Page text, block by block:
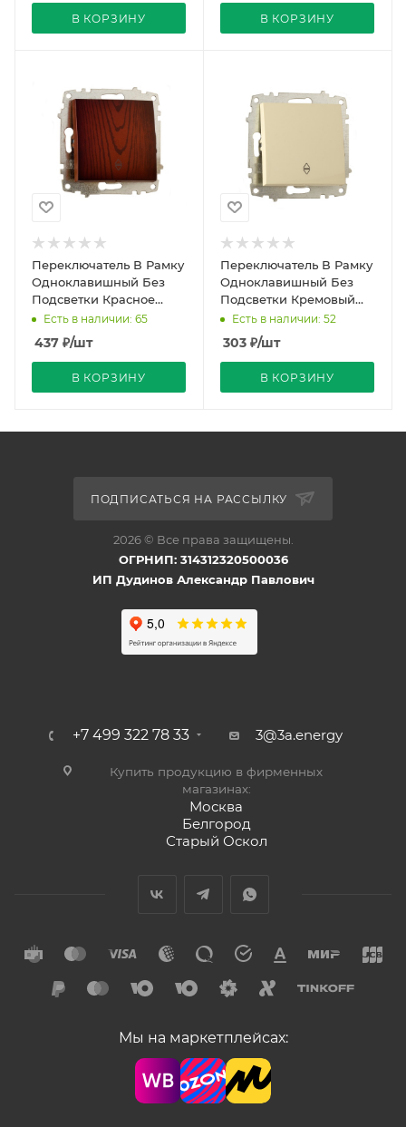
В КОРЗИНУ В КОРЗИНУ
Переключатель В Рамку
Одноклавишный Без
Подсветки Красное
дерево IP20 10А 250В
Zena Vega EL-BI
Есть в наличии: 65
437 ₽/шт
В КОРЗИНУ
Переключатель В Рамку
Одноклавишный Без
Подсветки Кремовый
IP20 10А 250В Zena Vega
Есть в наличии: 52
303 ₽/шт
В КОРЗИНУ
ПОДПИСАТЬСЯ НА РАССЫЛКУ
2026 © Все права защищены.
ОГРНИП: 314312320500036
ИП Дудинов Александр Павлович
+7 499 322 78 33 3@3a.energy
Купить продукцию в фирменных
магазинах:
Москва
Белгород
Старый Оскол
Мы на маркетплейсах: